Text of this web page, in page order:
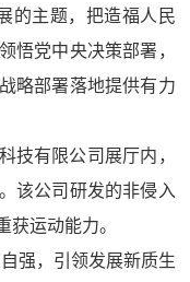
的主题，把造福人民
悟党中央决策部署，
略部署落地提供有力
技有限公司展厅内，
该公司研发的非侵入
获运动能力。
强，引领发展新质生